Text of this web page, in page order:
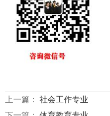
上一篇： 社会工作专业